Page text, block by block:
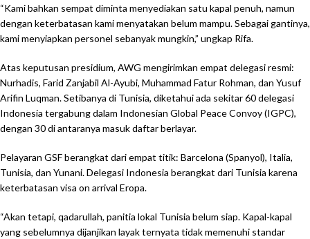
“Kami bahkan sempat diminta menyediakan satu kapal penuh, namun
dengan keterbatasan kami menyatakan belum mampu. Sebagai gantinya,
kami menyiapkan personel sebanyak mungkin,” ungkap Rifa.
Atas keputusan presidium, AWG mengirimkan empat delegasi resmi:
Nurhadis, Farid Zanjabil Al-Ayubi, Muhammad Fatur Rohman, dan Yusuf
Arifin Luqman. Setibanya di Tunisia, diketahui ada sekitar 60 delegasi
Indonesia tergabung dalam Indonesian Global Peace Convoy (IGPC),
dengan 30 di antaranya masuk daftar berlayar.
Pelayaran GSF berangkat dari empat titik: Barcelona (Spanyol), Italia,
Tunisia, dan Yunani. Delegasi Indonesia berangkat dari Tunisia karena
keterbatasan visa on arrival Eropa.
“Akan tetapi, qadarullah, panitia lokal Tunisia belum siap. Kapal-kapal
yang sebelumnya dijanjikan layak ternyata tidak memenuhi standar